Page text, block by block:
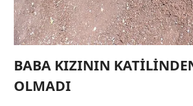
BABA KIZININ
OLMADI